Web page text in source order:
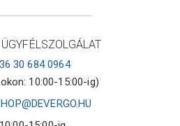
30 684 0964
10:00-15:00-ig)